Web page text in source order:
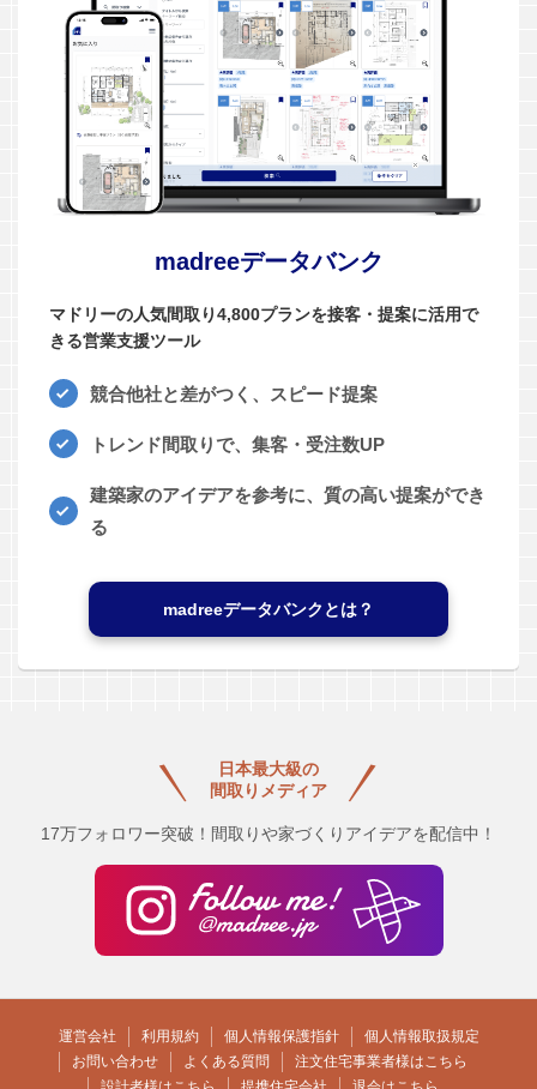
madreeデータバンク
マドリーの人気間取り4,800プランを接客・提案に活用で
きる営業支援ツール
競合他社と差がつく、スピード提案
トレンド間取りで、集客・受注数UP
建築家のアイデアを参考に、質の高い提案ができ
る
madreeデータバンクとは？
日本最大級の
間取りメディア
17万フォロワー突破！間取りや家づくりアイデアを配信中！
運営会社 利用規約 個人情報保護指針
個人情報取扱規定
お問い合わせ
よくある質問
注文住宅事業者様はこちら